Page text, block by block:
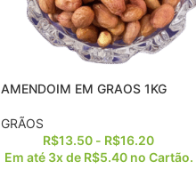
AMENDOIM EM GRAOS 1KG
GRÃOS
R$13.50 - R$16.20
Em até 3x de R$5.40 no Cartão.